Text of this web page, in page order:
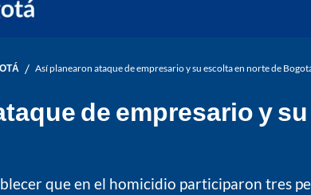
/ Así planearon ataque de empresario y su escolta en norte de
de empresario y
que en el homicidio participaron tres